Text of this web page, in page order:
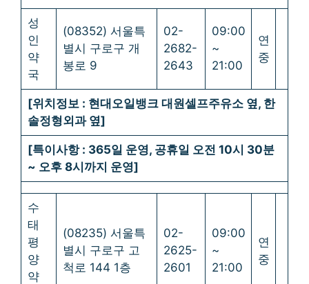
성
인
약
국
(08352) 서울특
별시 구로구 개
봉로 9
02-
2682-
2643
09:00
~
21:00
연
중
[위치정보 : 현대오일뱅크 대원셀프주유소 옆, 한
솔정형외과 옆]
[특이사항 : 365일 운영, 공휴일 오전 10시 30분
~ 오후 8시까지 운영]
수
태
평
양
약
(08235) 서울특
별시 구로구 고
척로 144 1층
02-
2625-
2601
09:00
~
21:00
연
중